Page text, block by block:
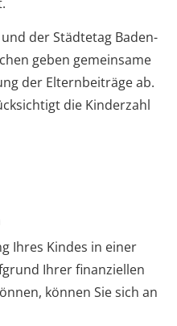
der Städtetag Baden-
geben gemeinsame
der Elternbeiträge ab.
die Kinderzahl
Ihres Kindes in einer
Ihrer finanziellen
können Sie sich an